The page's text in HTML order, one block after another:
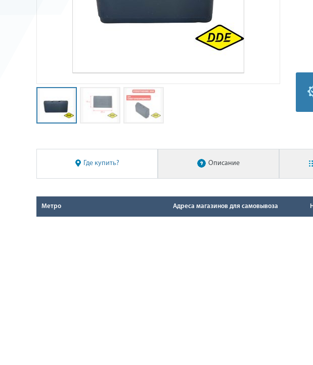
Где купить? Описание
Метро Адреса магазинов для самовывоза